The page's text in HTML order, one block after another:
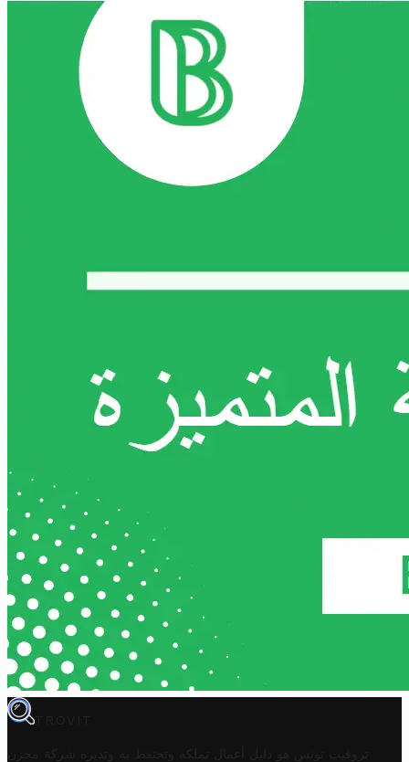
TROVIT
تروفيت تونس هو دليل أعمال تملكه وتحتفظ به وتديره
شركة مخزن